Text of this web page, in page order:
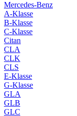
Mercedes-Benz
A-Klasse
B-Klasse
C-Klasse
Citan
CLA
CLK
CLS
E-Klasse
G-Klasse
GLA
GLB
GLC